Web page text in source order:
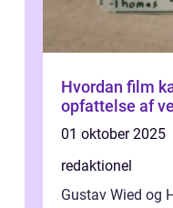
Hvordan film
opfattelse af
01 oktober 2025
redaktionel
Gustav Wied og